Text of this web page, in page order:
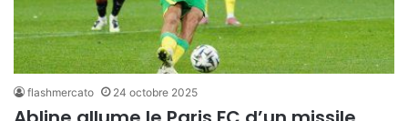
flashmercato 24 octobre 2025